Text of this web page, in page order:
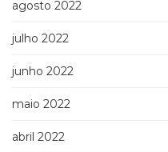
agosto 2022
julho 2022
junho 2022
maio 2022
abril 2022